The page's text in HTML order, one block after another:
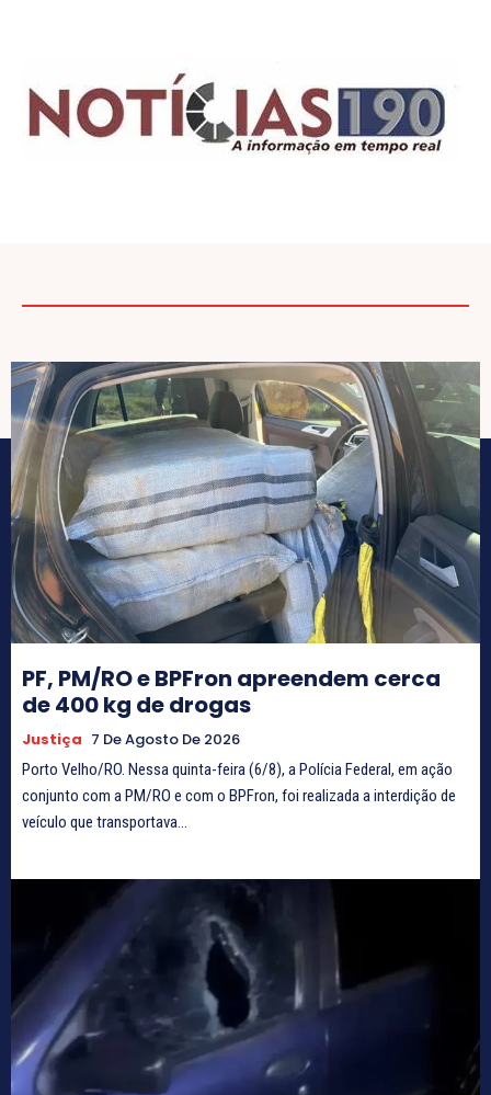
PF, PM/RO e BPFron apreendem cerca
de 400 kg de drogas
Justiça 7 De Agosto De 2026
Porto Velho/RO. Nessa quinta-feira (6/8), a Polícia Federal, em ação
conjunto com a PM/RO e com o BPFron, foi realizada a interdição de
veículo que transportava...